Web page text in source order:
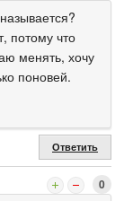
потому что
менять, хочу
поновей.
Ответить
0